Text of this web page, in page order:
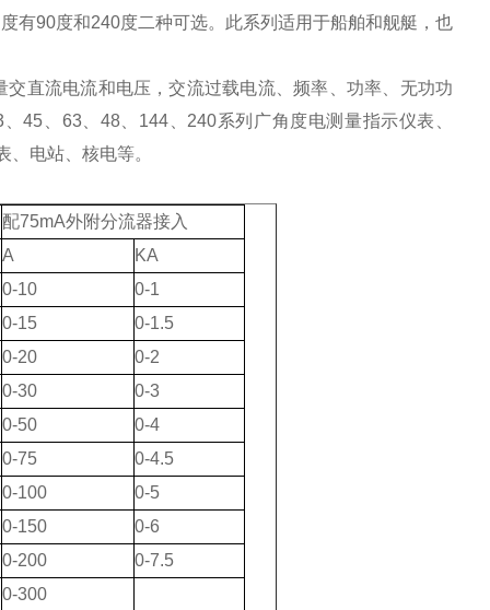
有90度和240度二种可选。此系列适用于船舶和舰艇，也
直流电流和电压，交流过载电流、频率、功率、无功功
45、63、48、144、240系列广角度电测量指示仪表、
电站、核电等。
配75mA外附分流器接入
A
KA
0-10
0-1
0-15
0-1.5
0-20
0-2
0-30
0-3
0-50
0-4
0-75
0-4.5
0-100
0-5
0-150
0-6
0-200
0-7.5
0-300